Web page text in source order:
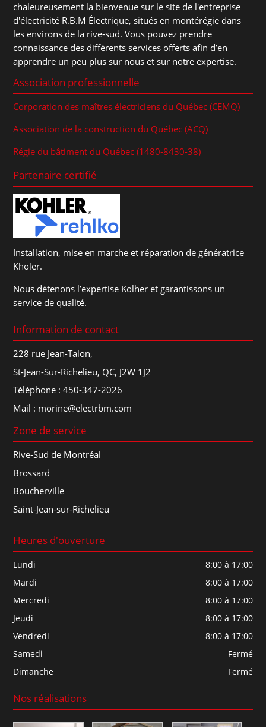
chaleureusement la bienvenue sur le site de l'entreprise
d'électricité R.B.M Électrique, situés en montérégie dans
les environs de la rive-sud. Vous pouvez prendre
connaissance des différents services offerts afin d’en
apprendre un peu plus sur nous et sur notre expertise.
Association professionnelle
Corporation des maîtres électriciens du Québec (CEMQ)
Association de la construction du Québec (ACQ)
Régie du bâtiment du Québec (1480-8430-38)
Partenaire certifié
Installation, mise en marche et réparation de génératrice
Kholer.
Nous détenons l’expertise Kolher et garantissons un
service de qualité.
Information de contact
228 rue Jean-Talon,
St-Jean-Sur-Richelieu, QC, J2W 1J2
Téléphone :450-347-2026
Mail : morine@electrbm.com
Zone de service
Rive-Sud de Montréal
Brossard
Boucherville
Saint-Jean-sur-Richelieu
Heures d'ouverture
Lundi
8:00 à 17:00
Mardi
8:00 à 17:00
Mercredi
8:00 à 17:00
Jeudi
8:00 à 17:00
Vendredi
8:00 à 17:00
Samedi
Fermé
Dimanche
Fermé
Nos réalisations